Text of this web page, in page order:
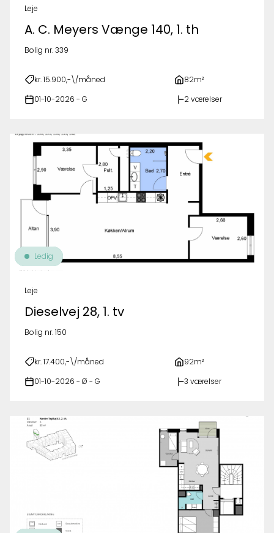
Leje
A. C. Meyers Vænge 140, 1. th
Bolig nr. 339
kr. 15.900,-\/måned 82m²
01-10-2026 - G 2 værelser
Ledig
Leje
Dieselvej 28, 1. tv
Bolig nr. 150
kr. 17.400,-\/måned 92m²
01-10-2026 - Ø - G 3 værelser